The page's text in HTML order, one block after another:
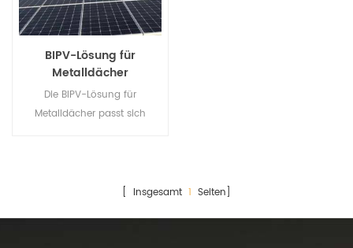
BIPV-Lösung für
Metalldächer
Die BIPV-Lösung für
Metalldächer passt sich
[ Insgesamt 1 Seiten]